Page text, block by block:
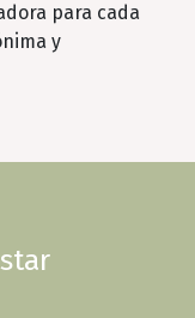
para cada
y